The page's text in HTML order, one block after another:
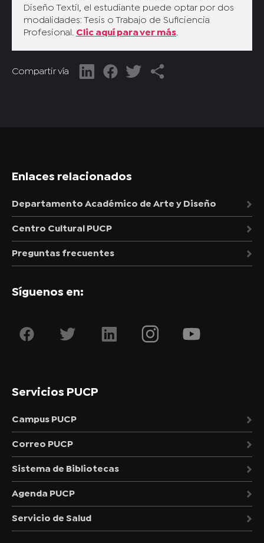
Diseño Textil, el estudiante puede optar por dos
modalidades: Tesis o Trabajo de Suficiencia
Profesional. Clic aquí para ver más
Compartir vía
Enlaces relacionados
Departamento Académico de Arte y Diseño
Centro Cultural PUCP
Preguntas frecuentes
Síguenos en:
Servicios PUCP
Campus PUCP
Correo PUCP
Sistema de Bibliotecas
Agenda PUCP
Servicio de Salud